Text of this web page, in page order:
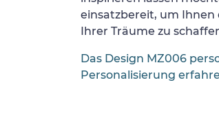
einsatzbereit, um Ihnen
Ihrer Träume zu
Das Design MZ006
Personalisierung